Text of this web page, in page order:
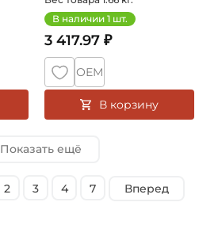
В наличии 1 шт.
3 417.97 ₽
ОЕМ
В корзину
Показать ещё
2 3 4 7 Вперед